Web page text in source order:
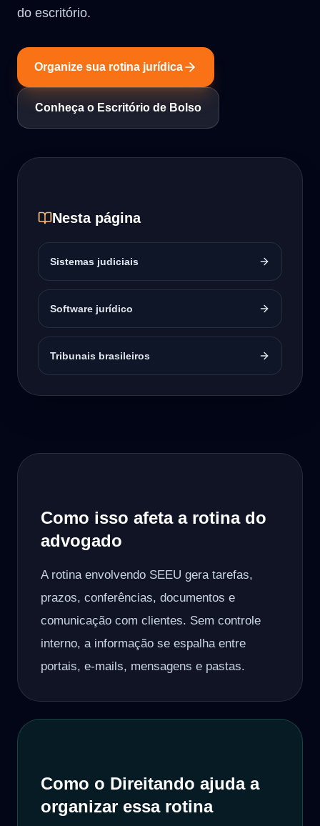
do escritório.
Organize sua rotina jurídica
Conheça o Escritório de Bolso
Nesta página
Sistemas judiciais
Software jurídico
Tribunais brasileiros
Como isso afeta a rotina do
advogado
A rotina envolvendo SEEU gera tarefas,
prazos, conferências, documentos e
comunicação com clientes. Sem controle
interno, a informação se espalha entre
portais, e-mails, mensagens e pastas.
Como o Direitando ajuda a
organizar essa rotina